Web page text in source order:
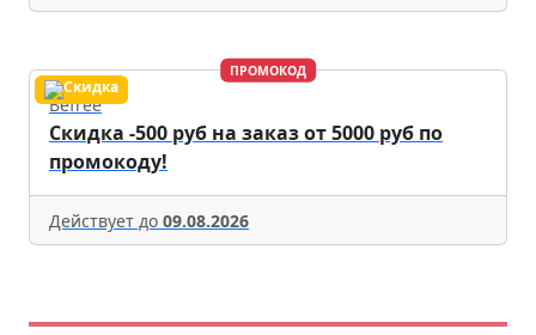
ПРОМОКОД
Befree
Скидка -500 руб на заказ от 5000 руб по
промокоду!
Действует до 09.08.2026